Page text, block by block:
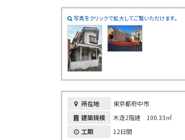
写真をクリックで拡大してご覧いただけます。
所在地
東京都府中市
建築規模
木造2階建 100.33㎡
工期
12日間